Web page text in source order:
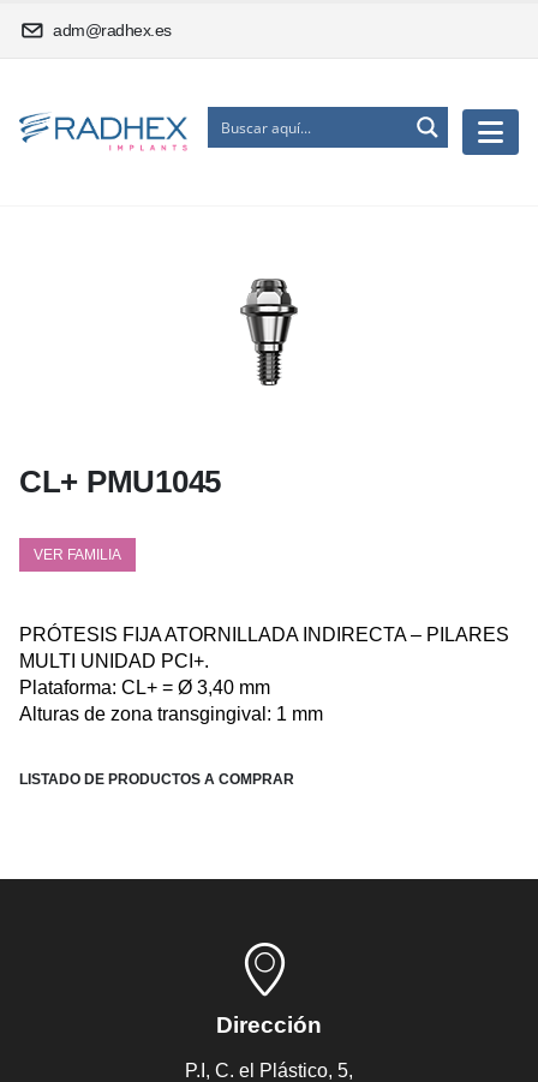
adm@radhex.es
CL+ PMU1045
VER FAMILIA
PRÓTESIS FIJA ATORNILLADA INDIRECTA – PILARES
MULTI UNIDAD PCI+.
Plataforma: CL+ = Ø 3,40 mm
Alturas de zona transgingival: 1 mm
LISTADO DE PRODUCTOS A COMPRAR
Dirección
P.I, C. el Plástico, 5,